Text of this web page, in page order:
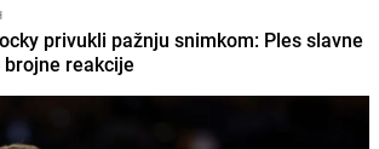
privukli pažnju snimkom: Ples slavne
reakcije